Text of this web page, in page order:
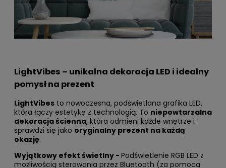
LightVibes – unikalna dekoracja LED i idealny
pomysł na prezent
LightVibes to nowoczesna, podświetlana grafika LED,
która łączy estetykę z technologią. To niepowtarzalna
dekoracja ścienna, która odmieni każde wnętrze i
sprawdzi się jako oryginalny prezent na każdą
okazję.
Wyjątkowy efekt świetlny - Podświetlenie RGB LED z
możliwością sterowania przez Bluetooth (za pomocą